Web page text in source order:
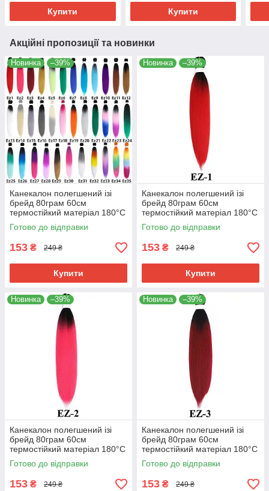
Купити Купити
Акційні пропозиції та новинки
Новинка –39%
Канекалон полегшений ізі
брейд 80грам 60см
термостійкий матеріал 180°C
EZ хвіст омбре Easy Braid
Готово до відправки
153 ₴ 249 ₴
Купити
Новинка –39%
Канекалон полегшений ізі
брейд 80грам 60см
термостійкий матеріал 180°C
EZ-1 хвіст омбре Easy Braid
Готово до відправки
153 ₴ 249 ₴
Купити
Новинка –39%
Канекалон полегшений ізі
брейд 80грам 60см
термостійкий матеріал 180°C
EZ-2 хвіст омбре Easy Braid
Готово до відправки
153 ₴ 249 ₴
Новинка –39%
Канекалон полегшений ізі
брейд 80грам 60см
термостійкий матеріал 180°C
EZ-3 хвіст омбре Easy Braid
Готово до відправки
153 ₴ 249 ₴